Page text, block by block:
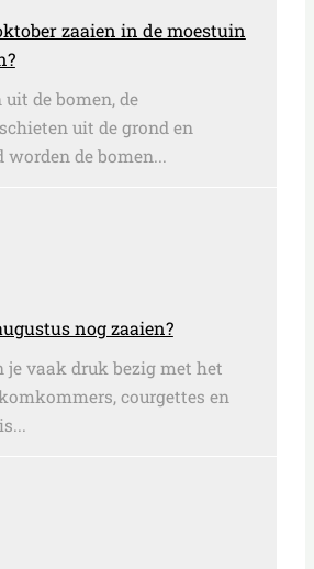
zaaien in de moestuin
de bomen, de
uit de grond en
de bomen...
nog zaaien?
je vaak druk bezig met het
courgettes en